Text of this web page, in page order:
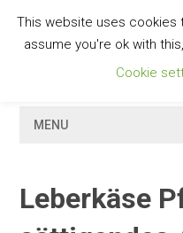
content
MENU
Leberkäse
This website uses cookies
assume you're ok with
Cookie